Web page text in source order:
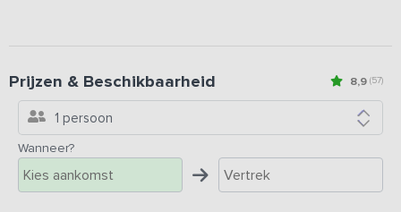
8,9 (57)
Prijzen & Beschikbaarheid
1 persoon
Wanneer?